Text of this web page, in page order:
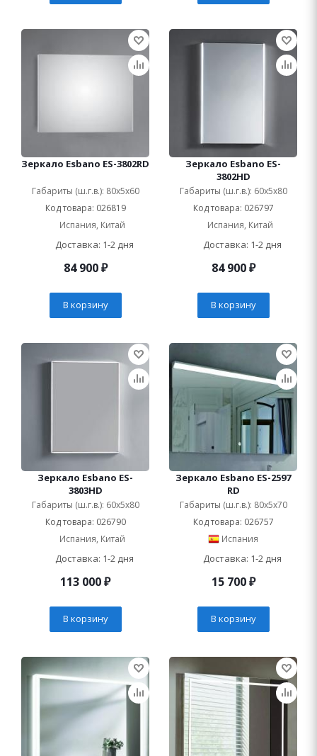
Зеркало Esbano ES-3802RD
Габариты (ш.г.в.): 80x5x60
Код товара: 026819
Испания, Китай
Доставка: 1-2 дня
84 900₽
В корзину
Зеркало Esbano ES-
3802HD
Габариты (ш.г.в.): 60x5x80
Код товара: 026797
Испания, Китай
Доставка: 1-2 дня
84 900₽
В корзину
Зеркало Esbano ES-
3803HD
Габариты (ш.г.в.): 60x5x80
Код товара: 026790
Испания, Китай
Доставка: 1-2 дня
113 000₽
В корзину
Зеркало Esbano ES-2597
RD
Габариты (ш.г.в.): 80x5x70
Код товара: 026757
Испания
Доставка: 1-2 дня
15 700₽
В корзину